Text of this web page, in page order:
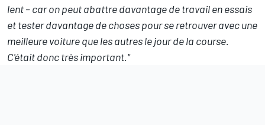
lent – car on peut abattre davantage de travail en essais
et tester davantage de choses pour se retrouver avec une
meilleure voiture que les autres le jour de la course.
C'était donc très important."